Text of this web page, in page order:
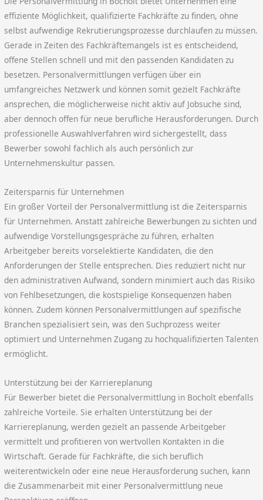
effiziente Möglichkeit, qualifizierte Fachkräfte zu finden, ohne
selbst aufwendige Rekrutierungsprozesse durchlaufen zu müssen.
Gerade in Zeiten des Fachkräftemangels ist es entscheidend,
offene Stellen schnell und mit den passenden Kandidaten zu
besetzen. Personalvermittlungen verfügen über ein
umfangreiches Netzwerk und können somit gezielt Fachkräfte
ansprechen, die möglicherweise nicht aktiv auf Jobsuche sind,
aber dennoch offen für neue berufliche Herausforderungen. Durch
professionelle Auswahlverfahren wird sichergestellt, dass
Bewerber sowohl fachlich als auch persönlich zur
Unternehmenskultur passen.
Zeitersparnis für Unternehmen
Ein großer Vorteil der Personalvermittlung ist die Zeitersparnis
für Unternehmen. Anstatt zahlreiche Bewerbungen zu sichten und
aufwendige Vorstellungsgespräche zu führen, erhalten
Arbeitgeber bereits vorselektierte Kandidaten, die den
Anforderungen der Stelle entsprechen. Dies reduziert nicht nur
den administrativen Aufwand, sondern minimiert auch das Risiko
von Fehlbesetzungen, die kostspielige Konsequenzen haben
können. Zudem können Personalvermittlungen auf spezifische
Branchen spezialisiert sein, was den Suchprozess weiter
optimiert und Unternehmen Zugang zu hochqualifizierten Talenten
ermöglicht.
Unterstützung bei der Karriereplanung
Für Bewerber bietet die Personalvermittlung in Bocholt ebenfalls
zahlreiche Vorteile. Sie erhalten Unterstützung bei der
Karriereplanung, werden gezielt an passende Arbeitgeber
vermittelt und profitieren von wertvollen Kontakten in die
Wirtschaft. Gerade für Fachkräfte, die sich beruflich
weiterentwickeln oder eine neue Herausforderung suchen, kann
die Zusammenarbeit mit einer Personalvermittlung neue